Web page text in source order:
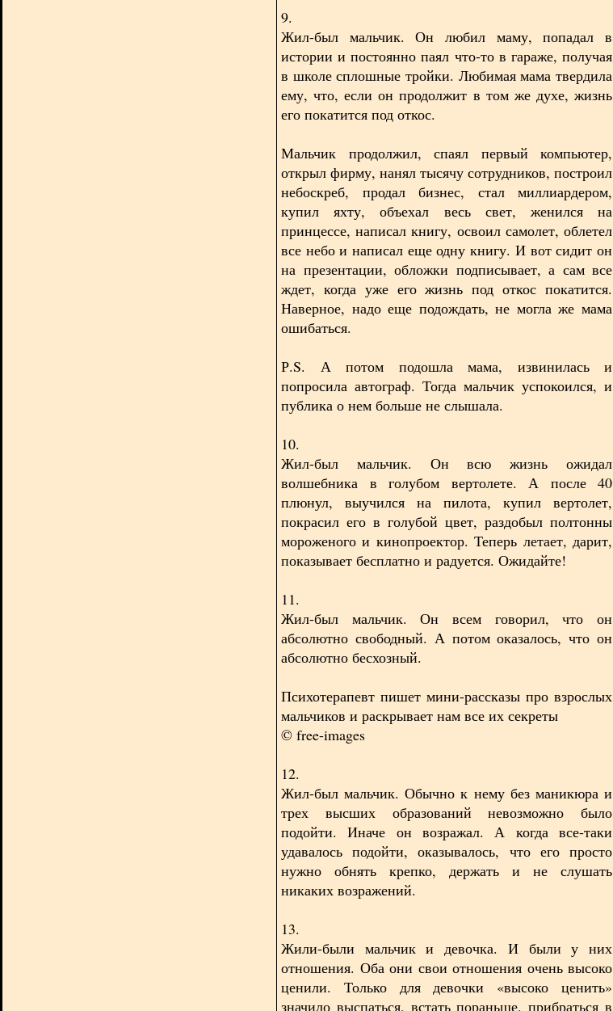
9.
Жил-был мальчик. Он любил маму, попадал в
истории и постоянно паял что-то в гараже, получая
в школе сплошные тройки. Любимая мама твердила
ему, что, если он продолжит в том же духе, жизнь
его покатится под откос.
Мальчик продолжил, спаял первый компьютер,
открыл фирму, нанял тысячу сотрудников, построил
небоскреб, продал бизнес, стал миллиардером,
купил яхту, объехал весь свет, женился на
принцессе, написал книгу, освоил самолет, облетел
все небо и написал еще одну книгу. И вот сидит он
на презентации, обложки подписывает, а сам все
ждет, когда уже его жизнь под откос покатится.
Наверное, надо еще подождать, не могла же мама
ошибаться.
Р.S. А потом подошла мама, извинилась и
попросила автограф. Тогда мальчик успокоился, и
публика о нем больше не слышала.
10.
Жил-был мальчик. Он всю жизнь ожидал
волшебника в голубом вертолете. А после 40
плюнул, выучился на пилота, купил вертолет,
покрасил его в голубой цвет, раздобыл полтонны
мороженого и кинопроектор. Теперь летает, дарит,
показывает бесплатно и радуется. Ожидайте!
11.
Жил-был мальчик. Он всем говорил, что он
абсолютно свободный. А потом оказалось, что он
абсолютно бесхозный.
Психотерапевт пишет мини-рассказы про взрослых
мальчиков и раскрывает нам все их секреты
© free-images
12.
Жил-был мальчик. Обычно к нему без маникюра и
трех высших образований невозможно было
подойти. Иначе он возражал. А когда все-таки
удавалось подойти, оказывалось, что его просто
нужно обнять крепко, держать и не слушать
никаких возражений.
13.
Жили-были мальчик и девочка. И были у них
отношения. Оба они свои отношения очень высоко
ценили. Только для девочки «высоко ценить»
значило выспаться, встать пораньше, прибраться в